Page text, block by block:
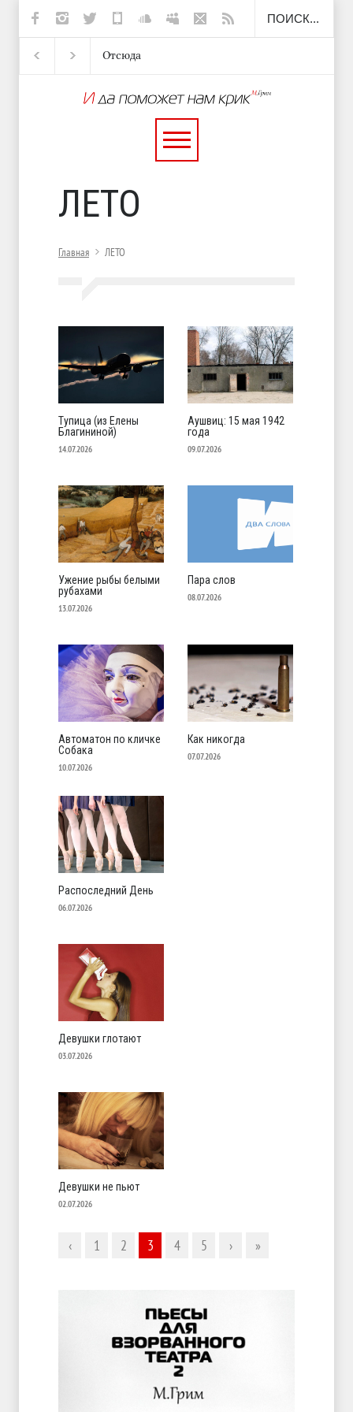
Отсюда
ЛЕТО
Главная ЛЕТО
Тупица (из Елены
Благининой)
14.07.2026
Ужение рыбы белыми
рубахами
13.07.2026
Автоматон по кличке
Собака
10.07.2026
Аушвиц: 15 мая 1942
года
09.07.2026
Пара слов
08.07.2026
Как никогда
07.07.2026
Распоследний День
06.07.2026
Девушки глотают
03.07.2026
Девушки не пьют
02.07.2026
‹ 1 2 3 4 5 › »